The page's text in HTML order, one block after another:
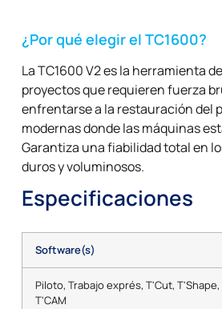
¿Por qué elegir el TC1600?
La TC1600 V2 es la herramienta
proyectos que requieren fuerza
enfrentarse a la restauración del
modernas donde las máquinas
Garantiza una fiabilidad total en
duros y voluminosos.
Especificaciones
Software(s)
Piloto, Trabajo exprés, T'Cut, T'Shape,
T'CAM